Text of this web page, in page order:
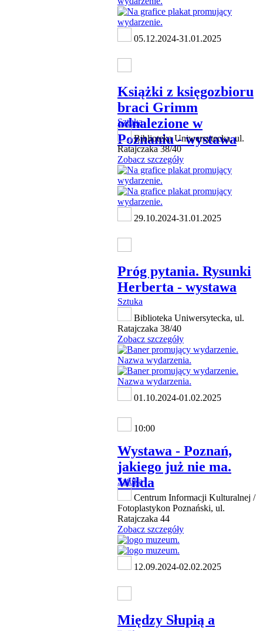
05.12.2024-31.01.2025
Książki z księgozbioru
braci Grimm
odnalezione w
Poznaniu - wystawa
Sztuka
Biblioteka Uniwersytecka, ul.
Ratajczaka 38/40
Zobacz szczegóły
29.10.2024-31.01.2025
Próg pytania. Rysunki
Herberta - wystawa
Sztuka
Biblioteka Uniwersytecka, ul.
Ratajczaka 38/40
Zobacz szczegóły
01.10.2024-01.02.2025
10:00
Wystawa - Poznań,
jakiego już nie ma.
Wilda
Sztuka
Centrum Informacji Kulturalnej /
Fotoplastykon Poznański, ul.
Ratajczaka 44
Zobacz szczegóły
12.09.2024-02.02.2025
Między Słupią a